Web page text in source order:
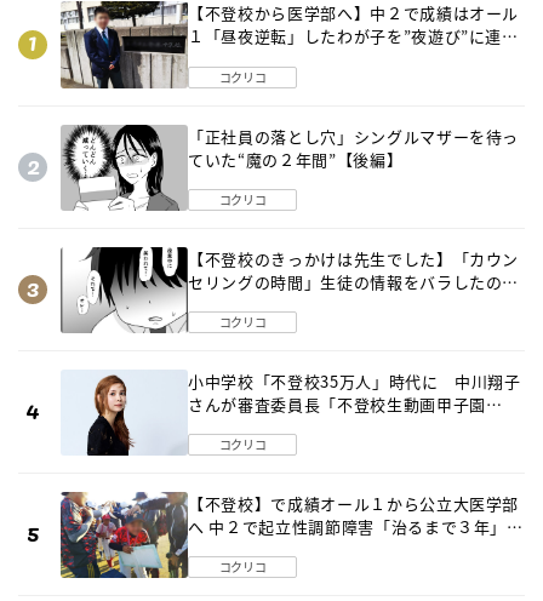
【不登校から医学部へ】中２で成績はオール
１「昼夜逆転」したわが子を”夜遊び”に連れ
コクリコ
「正社員の落とし穴」シングルマザーを待っ
ていた“魔の２年間”【後編】
コクリコ
【不登校のきっかけは先生でした】「カウン
セリングの時間」生徒の情報をバラしたの
コクリコ
小中学校「不登校35万人」時代に 中川翔子
さんが審査委員長「不登校生動画甲子園
コクリコ
【不登校】で成績オール１から公立大医学部
へ 中２で起立性調節障害「治るまで３年」の
コクリコ